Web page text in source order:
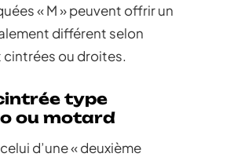
« M » peuvent offrir un
différent selon
cintrées ou droites.
type
ou motard
d’une « deuxième